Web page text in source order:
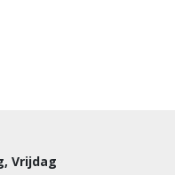
Vrijdag